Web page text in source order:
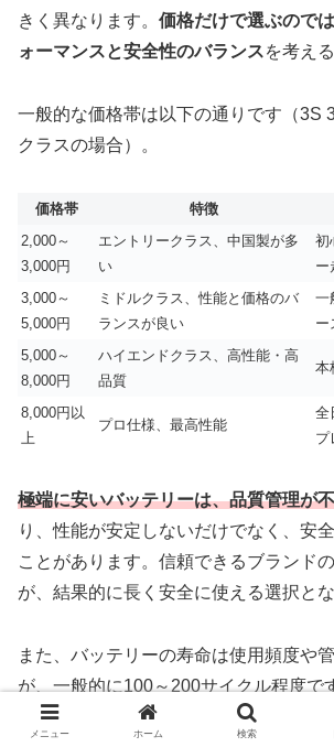
きく異なります。 価格だけで選ぶので
ォーマンスと安全性のバランスを考え
一般的な価格帯は以下の通りです（3S
クラスの場合）。
価格帯 特徴
2,000～
3,000円
エントリークラス、中国製が多
い
初
ー
3,000～
5,000円
ミドルクラス、性能と価格のバ
ランスが良い
一
ー
5,000～
8,000円
ハイエンドクラス、高性能・高
品質
本
8,000円以
上
プロ仕様、最高性能
全
プ
極端に安いバッテリーは、品質管理が
り、性能が安定しないだけでなく、安
ことがあります。信頼できるブランド
が、結果的に長く安全に使える選択とな
また、バッテリーの寿命は使用頻度や
が、一般的に100～200サイクル程度で
る方は、複数本をローテーションする
メニュー ホーム 検索